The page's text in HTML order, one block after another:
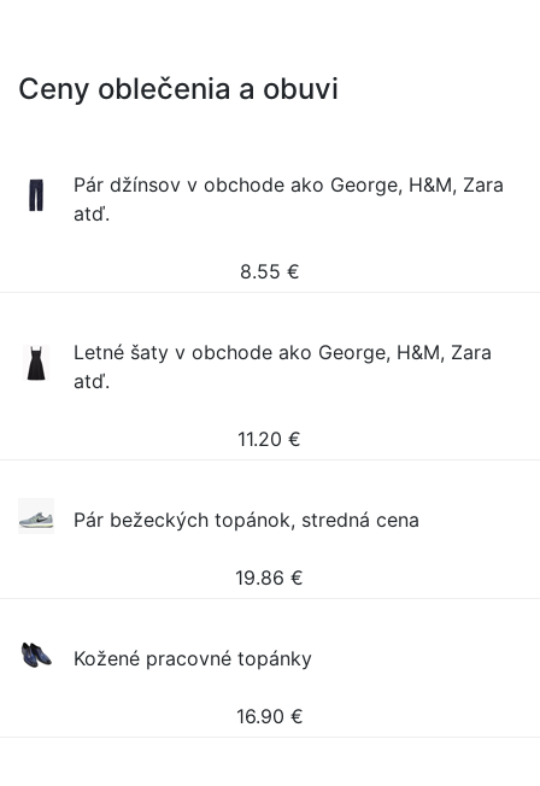
Ceny oblečenia a obuvi
Pár džínsov v obchode ako George, H&M, Zara
atď.
8.55 €
Letné šaty v obchode ako George, H&M, Zara
atď.
11.20 €
Pár bežeckých topánok, stredná cena
19.86 €
Kožené pracovné topánky
16.90 €